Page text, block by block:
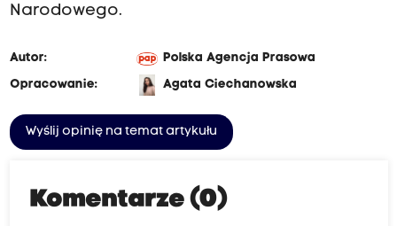
Narodowego.
Autor:
Polska Agencja Prasowa
Opracowanie:
Agata Ciechanowska
Wyślij opinię na temat artykułu
Komentarze (0)